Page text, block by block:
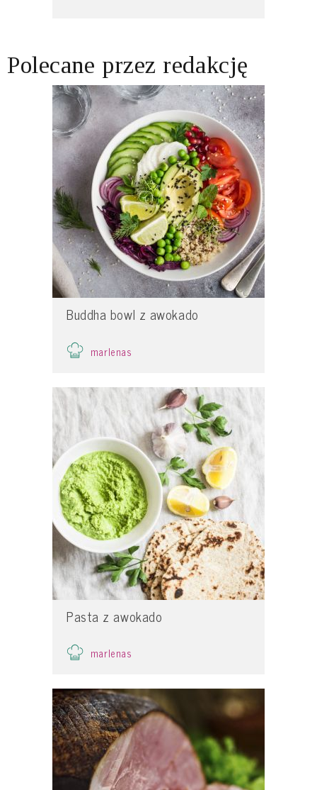
Polecane przez redakcję
Buddha bowl z awokado
marlenas
Pasta z awokado
marlenas